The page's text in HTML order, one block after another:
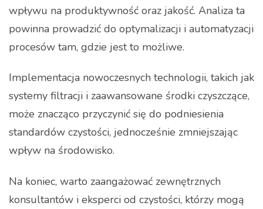
wpływu na produktywność oraz jakość. Analiza ta
powinna prowadzić do optymalizacji i automatyzacji
procesów tam, gdzie jest to możliwe.
Implementacja nowoczesnych technologii, takich jak
systemy filtracji i zaawansowane środki czyszczące,
może znacząco przyczynić się do podniesienia
standardów czystości, jednocześnie zmniejszając
wpływ na środowisko.
Na koniec, warto zaangażować zewnętrznych
konsultantów i eksperci od czystości, którzy mogą